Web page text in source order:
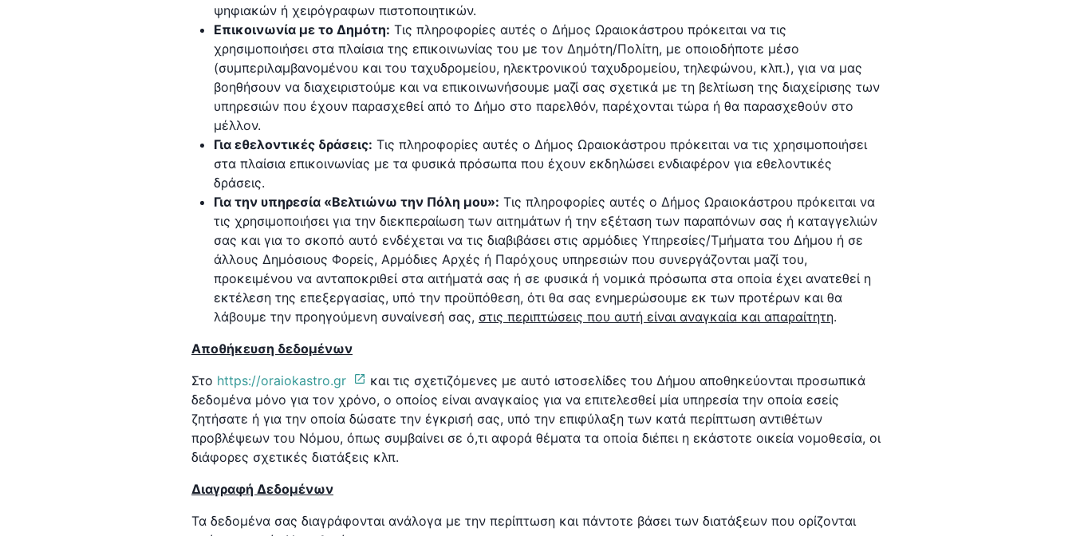
ψηφιακών ή χειρόγραφων πιστοποιητικών.
Επικοινωνία με το Δημότη: Τις πληροφορίες αυτές ο Δήμος Ωραιοκάστρου πρόκειται να τις
χρησιμοποιήσει στα πλαίσια της επικοινωνίας του με τον Δημότη/Πολίτη, με οποιοδήποτε μέσο
(συμπεριλαμβανομένου και του ταχυδρομείου, ηλεκτρονικoύ ταχυδρομείου, τηλεφώνου, κλπ.), για να μας
βοηθήσουν να διαχειριστούμε και να επικοινωνήσουμε μαζί σας σχετικά με τη βελτίωση της διαχείρισης των
υπηρεσιών που έχουν παρασχεθεί από το Δήμο στο παρελθόν, παρέχονται τώρα ή θα παρασχεθούν στο
μέλλον.
Για εθελοντικές δράσεις: Τις πληροφορίες αυτές ο Δήμος Ωραιοκάστρου πρόκειται να τις χρησιμοποιήσει
στα πλαίσια επικοινωνίας με τα φυσικά πρόσωπα που έχουν εκδηλώσει ενδιαφέρον για εθελοντικές
δράσεις.
Για την υπηρεσία «Βελτιώνω την Πόλη μου»: Τις πληροφορίες αυτές ο Δήμος Ωραιοκάστρου πρόκειται να
τις χρησιμοποιήσει για την διεκπεραίωση των αιτημάτων ή την εξέταση των παραπόνων σας ή καταγγελιών
σας και για το σκοπό αυτό ενδέχεται να τις διαβιβάσει στις αρμόδιες Υπηρεσίες/Τμήματα του Δήμου ή σε
άλλους Δημόσιους Φορείς, Αρμόδιες Αρχές ή Παρόχους υπηρεσιών που συνεργάζονται μαζί του,
προκειμένου να ανταποκριθεί στα αιτήματά σας ή σε φυσικά ή νομικά πρόσωπα στα οποία έχει ανατεθεί η
εκτέλεση της επεξεργασίας, υπό την προϋπόθεση, ότι θα σας ενημερώσουμε εκ των προτέρων και θα
λάβουμε την προηγούμενη συναίνεσή σας, στις περιπτώσεις που αυτή είναι αναγκαία και απαραίτητη.
Αποθήκευση δεδομένων
Στο https://oraiokastro.gr
και τις σχετιζόμενες με αυτό ιστοσελίδες του Δήμου αποθηκεύονται προσωπικά
δεδομένα μόνο για τον χρόνο, ο οποίος είναι αναγκαίος για να επιτελεσθεί μία υπηρεσία την οποία εσείς
ζητήσατε ή για την οποία δώσατε την έγκρισή σας, υπό την επιφύλαξη των κατά περίπτωση αντιθέτων
προβλέψεων του Νόμου, όπως συμβαίνει σε ό,τι αφορά θέματα τα οποία διέπει η εκάστοτε οικεία νομοθεσία, οι
διάφορες σχετικές διατάξεις κλπ.
Διαγραφή Δεδομένων
Τα δεδομένα σας διαγράφονται ανάλογα με την περίπτωση και πάντοτε βάσει των διατάξεων που ορίζονται